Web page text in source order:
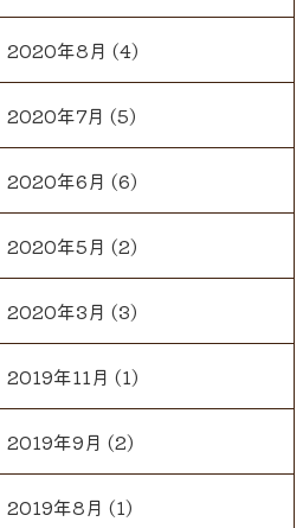
2020年8月 (4)
2020年7月 (5)
2020年6月 (6)
2020年5月 (2)
2020年3月 (3)
2019年11月 (1)
2019年9月 (2)
2019年8月 (1)